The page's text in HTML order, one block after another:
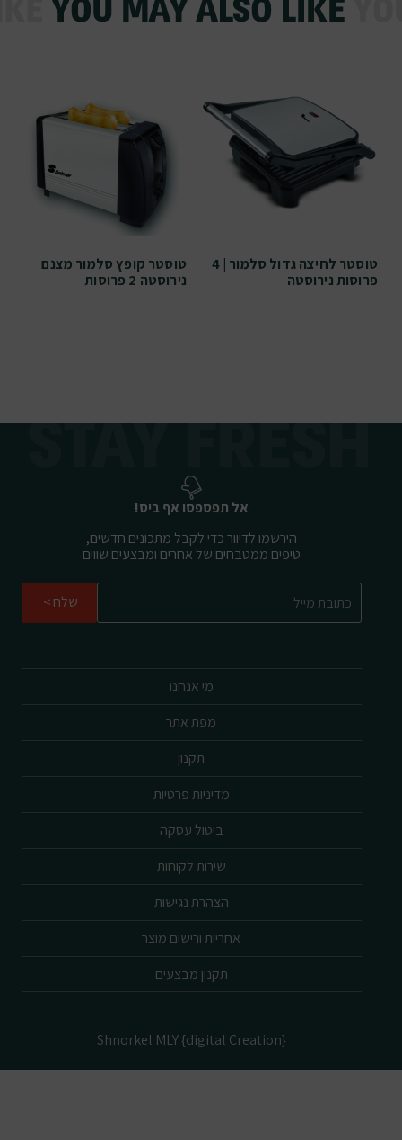
טוסטר לחיצה גדול סלמור | 4
פרוסות נירוסטה
טוסטר קופץ סלמור מצנם
נירוסטה 2 פרוסות
מי אנחנו
מפת אתר
תקנון
מדיניות פרטיות
ביטול עסקה
שירות לקוחות
הצהרת נגישות
אחריות ורישום מוצר
תקנון מבצעים
אל תפספסו אף ביס!
הירשמו לדיוור כדי לקבל מתכונים חדשים,
טיפים ממטבחים של אחרים ומבצעים שווים
שלח
Shnorkel MLY {digital Creation}